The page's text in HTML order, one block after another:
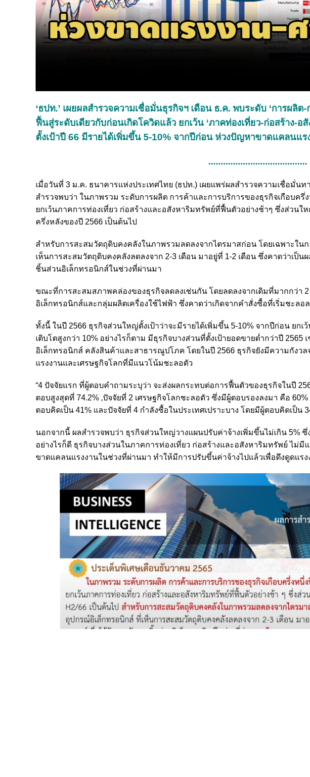
‘ธปท.’ เผยผลสำรวจความเชื่อมั่นธุรกิจฯ เดือน ธ.ค. พบระดับ ‘การผลิต
ฟื้นสู่ระดับเดียวกับก่อนเกิดโควิดแล้ว ยกเว้น ‘ภาคท่องเที่ยว-ก่อสร้าง-
ตั้งเป้าปี 66 มีรายได้เพิ่มขึ้น 5-10% จากปีก่อน ห่วงปัญหาขาดแคลนแร
........................................
เมื่อวันที่ 3 ม.ค. ธนาคารแห่งประเทศไทย (ธปท.) เผยแพร่ผลสำรวจความเชื่อมั่นท
สำรวจพบว่า ในภาพรวม ระดับการผลิต การค้าและการบริการของธุรกิจเกือบค
ยกเว้นภาคการท่องเที่ยว ก่อสร้างและอสังหาริมทรัพย์ที่ฟื้นตัวอย่างช้าๆ ซึ่งส่วน
ครึ่งหลังของปี 2566 เป็นต้นไป
สำหรับการสะสมวัตถุดิบคงคลังในภาพรวมลดลงจากไตรมาสก่อน โดยเฉพาะใ
เห็นการสะสมวัตถุดิบคงคลังลดลงจาก 2-3 เดือน มาอยู่ที่ 1-2 เดือน ซึ่งคาดว่าเป็น
ชิ้นส่วนอิเล็กทรอนิกส์ในช่วงที่ผ่านมา
ขณะที่การสะสมสภาพคล่องของธุรกิจลดลงเช่นกัน โดยลดลงจากเดิมที่มากกว่า
อิเล็กทรอนิกส์และกลุ่มผลิตเครื่องใช้ไฟฟ้า ซึ่งคาดว่าเกิดจากคำสั่งซื้อที่เริ่มชะลอ
ทั้งนี้ ในปี 2566 ธุรกิจส่วนใหญ่ตั้งเป้าว่าจะมีรายได้เพิ่มขึ้น 5-10% จากปีก่อน ยกเ
เติบโตสูงกว่า 10% อย่างไรก็ตาม มีธุรกิจบางส่วนที่ตั้งเป้ายอดขายต่ำกว่าปี
อิเล็กทรอนิกส์ คลังสินค้าและสาธารณูปโภค โดยในปี 2566 ธุรกิจยังมีความกังว
แรงงานและเศรษฐกิจโลกที่มีแนวโน้มชะลอตัว
“4 ปัจจัยแรก ที่ผู้ตอบคำถามระบุว่า จะส่งผลกระทบต่อการฟื้นตัวของธุรกิจในปี
ตอบสูงสุดที่ 74.2% ,ปัจจัยที่ 2 เศรษฐกิจโลกชะลอตัว ซึ่งมีผู้ตอบรองลงมา คือ
ตอบคิดเป็น 41% และปัจจัยที่ 4 กำลังซื้อในประเทศเปราะบาง โดยมีผู้ตอบคิดเป็น
นอกจากนี้ ผลสำรวจพบว่า ธุรกิจส่วนใหญ่วางแผนปรับค่าจ้างเพิ่มขึ้นไม่เกิน 5%
อย่างไรก็ดี ธุรกิจบางส่วนในภาคการท่องเที่ยว ก่อสร้างและอสังหาริมทรัพย์ ไม่มี
ขาดแคลนแรงงานในช่วงที่ผ่านมา ทำให้มีการปรับขึ้นค่าจ้างไปแล้วเพื่อดึงดูดแรง